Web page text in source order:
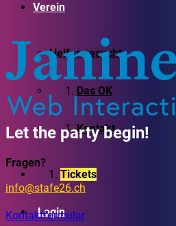
Verein
Helfer gesucht
Das OK
Kontakt
Tickets
Login
Let the party begin!
Fragen?
info@stafe26.ch
Kontaktformular